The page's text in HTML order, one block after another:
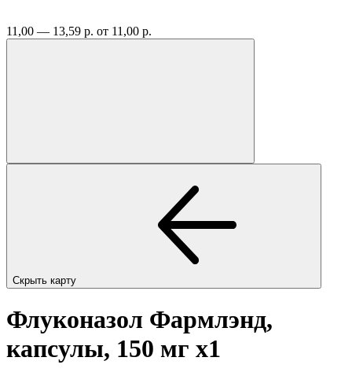
11,00 — 13,59 р. от 11,00 р.
Скрыть карту
Флуконазол Фармлэнд,
капсулы, 150 мг x1